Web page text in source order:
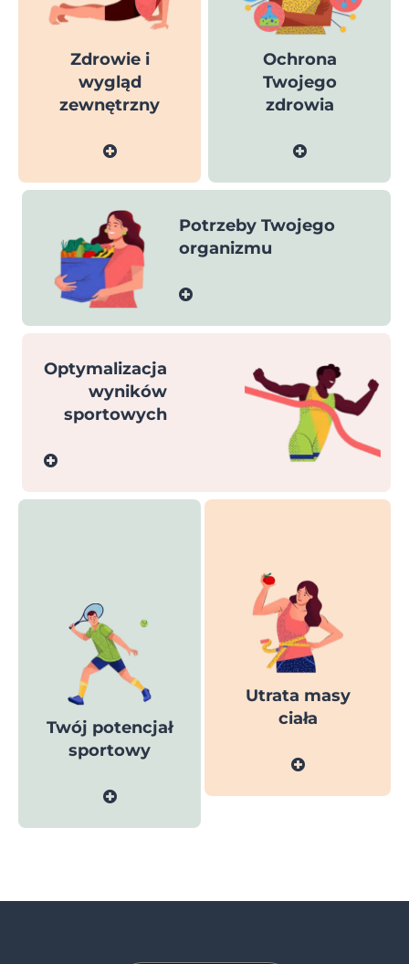
Zdrowie i
wygląd
zewnętrzny
Ochrona
Twojego
zdrowia
Potrzeby Twojego
organizmu
Optymalizacja
wyników
sportowych
Twój potencjał
sportowy
Utrata masy
ciała